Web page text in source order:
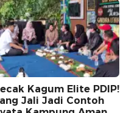
Perlu
Kagum Elite PDIP!
Jali Jadi Contoh